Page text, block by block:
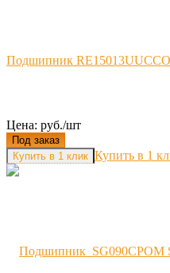
Подшипник
Цена: руб./шт
Под заказ
Купить в 1